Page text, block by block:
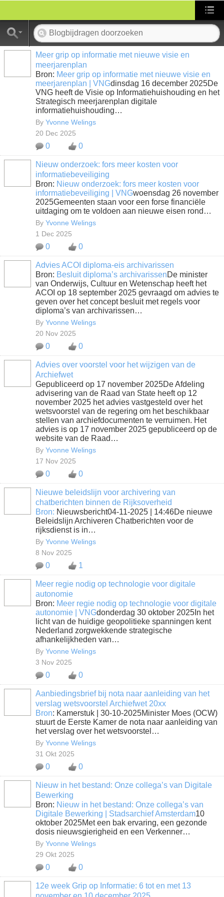
Meer grip op informatie met nieuwe visie en
meerjarenplan
Bron: Meer grip op informatie met nieuwe visie en
meerjarenplan | VNGdinsdag 16 december 2025De
VNG heeft de Visie op Informatiehuishouding en het
Strategisch meerjarenplan digitale
informatiehuishouding…
By Yvonne Welings
20 Dec 2025
0 0
Nieuw onderzoek: fors meer kosten voor
informatiebeveiliging
Bron: Nieuw onderzoek: fors meer kosten voor
informatiebeveiliging | VNGwoensdag 26 november
2025Gemeenten staan voor een forse financiële
uitdaging om te voldoen aan nieuwe eisen rond…
By Yvonne Welings
1 Dec 2025
0 0
Advies ACOI diploma-eis archivarissen
Bron: Besluit diploma’s archivarissenDe minister
van Onderwijs, Cultuur en Wetenschap heeft het
ACOI op 18 september 2025 gevraagd om advies te
geven over het concept besluit met regels voor
diploma’s van archivarissen…
By Yvonne Welings
20 Nov 2025
0 0
Advies over voorstel voor het wijzigen van de
Archiefwet
Gepubliceerd op 17 november 2025De Afdeling
advisering van de Raad van State heeft op 12
november 2025 het advies vastgesteld over het
wetsvoorstel van de regering om het beschikbaar
stellen van archiefdocumenten te verruimen. Het
advies is op 17 november 2025 gepubliceerd op de
website van de Raad…
By Yvonne Welings
17 Nov 2025
0 0
Nieuwe beleidslijn voor archivering van
chatberichten binnen de Rijksoverheid
Bron: Nieuwsbericht04-11-2025 | 14:46De nieuwe
Beleidslijn Archiveren Chatberichten voor de
rijksdienst is in…
By Yvonne Welings
8 Nov 2025
0 1
Meer regie nodig op technologie voor digitale
autonomie
Bron: Meer regie nodig op technologie voor digitale
autonomie | VNGdonderdag 30 oktober 2025In het
licht van de huidige geopolitieke spanningen kent
Nederland zorgwekkende strategische
afhankelijkheden van…
By Yvonne Welings
3 Nov 2025
0 0
Aanbiedingsbrief bij nota naar aanleiding van het
verslag wetsvoorstel Archiefwet 20xx
Bron: Kamerstuk | 30-10-2025Minister Moes (OCW)
stuurt de Eerste Kamer de nota naar aanleiding van
het verslag over het wetsvoorstel…
By Yvonne Welings
31 Okt 2025
0 0
Nieuw in het bestand: Onze collega’s van Digitale
Bewerking
Bron: Nieuw in het bestand: Onze collega’s van
Digitale Bewerking | Stadsarchief Amsterdam10
oktober 2025Met een bak ervaring, een gezonde
dosis nieuwsgierigheid en een Verkenner…
By Yvonne Welings
29 Okt 2025
0 0
12e week Grip op Informatie: 6 tot en met 13
november en 10 december 2025